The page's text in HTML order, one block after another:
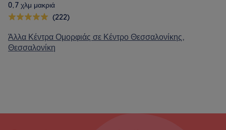
0,7 χλμ μακριά
(222)
Άλλα Κέντρα Ομορφιάς σε Κέντρο Θεσσαλονίκης,
Θεσσαλονίκη